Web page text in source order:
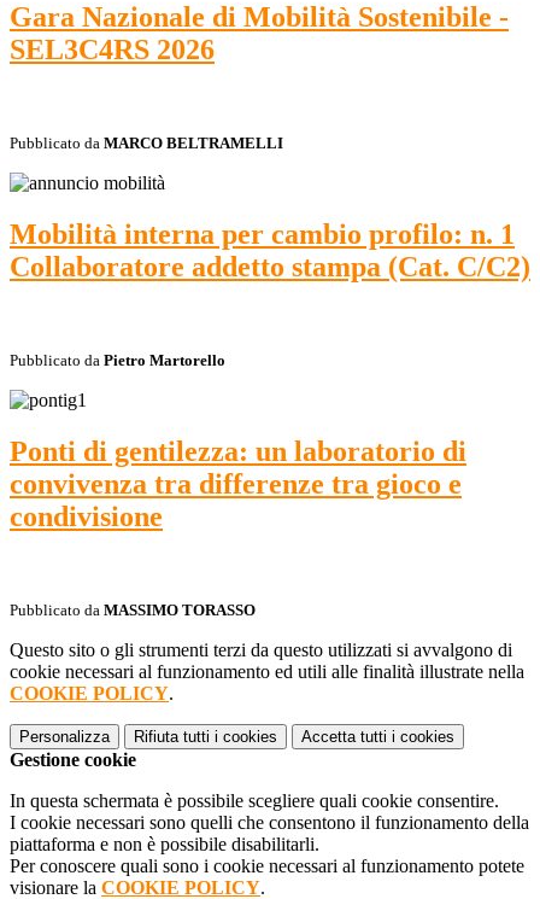
Gara Nazionale di Mobilità Sostenibile -
SEL3C4RS 2026
Pubblicato da MARCO BELTRAMELLI
Mobilità interna per cambio profilo: n. 1
Collaboratore addetto stampa (Cat. C/C2)
Pubblicato da Pietro Martorello
Ponti di gentilezza: un laboratorio di
convivenza tra differenze tra gioco e
condivisione
Pubblicato da MASSIMO TORASSO
Questo sito o gli strumenti terzi da questo utilizzati si avvalgono di
cookie necessari al funzionamento ed utili alle finalità illustrate nella
COOKIE POLICY.
Personalizza Rifiuta tutti i cookies Accetta tutti i cookies
Gestione cookie
In questa schermata è possibile scegliere quali cookie consentire.
I cookie necessari sono quelli che consentono il funzionamento della
piattaforma e non è possibile disabilitarli.
Per conoscere quali sono i cookie necessari al funzionamento potete
visionare la COOKIE POLICY.